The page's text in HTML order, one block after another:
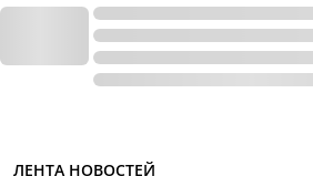
ЛЕНТА НОВОСТЕЙ